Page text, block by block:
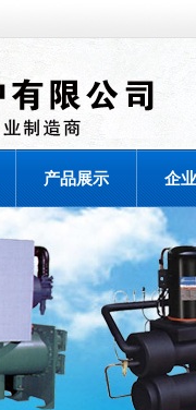
产品展示 企